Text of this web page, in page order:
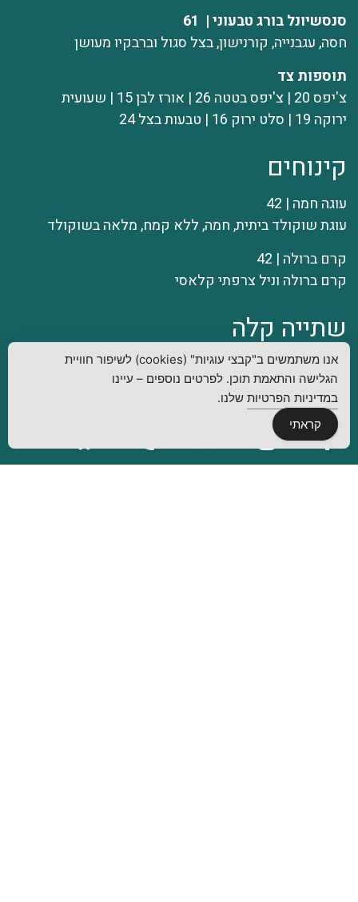
סנסשיונל בורג טבעוני | 61
חסה, עגבנייה, קורנישון, בצל סגול וברבקיו מעושן
תוספות צד
צ'יפס 20 | צ'יפס בטטה 26 | אורז לבן 15 | שעועית
ירוקה 19 | סלט ירוק 16 | טבעות בצל 24
קינוחים
עוגה חמה | 42
עוגת שוקולד ביתית, חמה, ללא קמח, מלאה בשוקולד
קרם ברולה | 42
קרם ברולה וניל צרפתי קלאסי
שתייה קלה
שתייה קלה 14
מים / סודה 10
לימונה / תפוזים 12
אנו משתמשים ב"קבצי עוגיות" (cookies) לשיפור חוויית
הגלישה והתאמת תוכן. לפרטים נוספים – עיינו
במדיניות הפרטיות שלנו.
קראתי